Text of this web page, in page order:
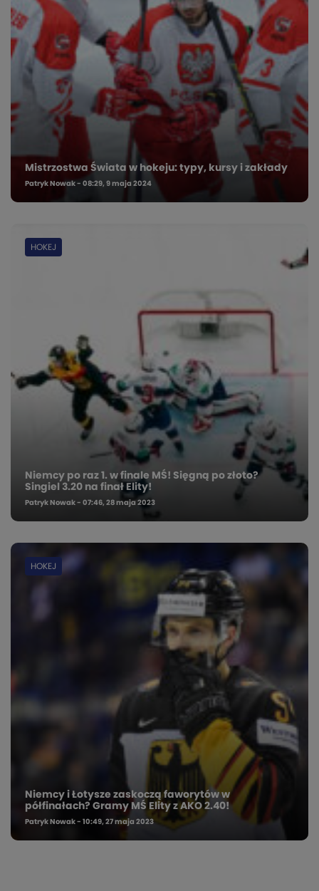
Mistrzostwa Świata w hokeju: typy, kursy i zakłady
Patryk Nowak - 08:29, 9 maja 2024
Niemcy po raz 1. w finale MŚ! Sięgną po złoto?
Singiel 3.20 na finał Elity!
Patryk Nowak - 07:46, 28 maja 2023
HOKEJ
Niemcy i Łotysze zaskoczą faworytów w
półfinałach? Gramy MŚ Elity z AKO 2.40!
Patryk Nowak - 10:49, 27 maja 2023
HOKEJ